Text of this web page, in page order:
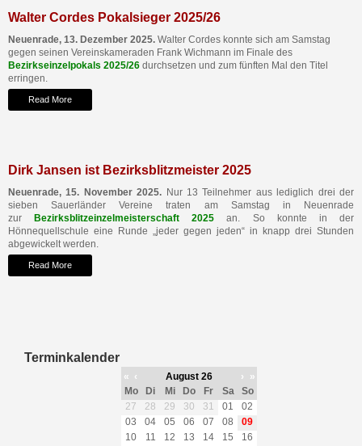
Walter Cordes Pokalsieger 2025/26
Neuenrade, 13. Dezember 2025. Walter Cordes konnte sich am Samstag
gegen seinen Vereinskameraden Frank Wichmann im Finale des
Bezirkseinzelpokals 2025/26 durchsetzen und zum fünften Mal den Titel
erringen.
Read More
Dirk Jansen ist Bezirksblitzmeister 2025
Neuenrade, 15. November 2025. Nur 13 Teilnehmer aus lediglich drei der
sieben Sauerländer Vereine traten am Samstag in Neuenrade
zur
Bezirksblitzeinzelmeisterschaft 2025 an. So konnte in der
Hönnequellschule eine Runde „jeder gegen jeden“ in knapp drei Stunden
abgewickelt werden.
Read More
Terminkalender
« ‹ August 26 ›
»
Mo
Di Mi Do Fr Sa
So
27
28 29 30 31 01
02
03
04 05 06 07 08
09
10
11 12 13 14 15
16